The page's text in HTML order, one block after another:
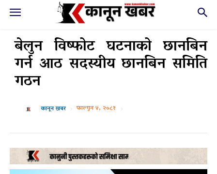
बेलुन विष्फोट घटनाको छानबिन
गर्न आठ सदस्यीय छानबिन समिति
गठन
कानून खबर फाल्गुन ४, २०८१